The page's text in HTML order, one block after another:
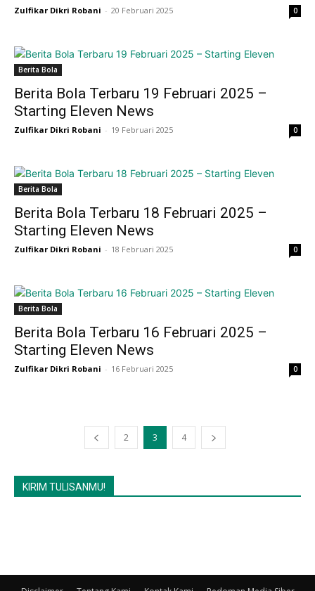
Zulfikar Dikri Robani - 20 Februari 2025 0
Berita Bola
Berita Bola Terbaru 19 Februari 2025 –
Starting Eleven News
Zulfikar Dikri Robani - 19 Februari 2025 0
Berita Bola
Berita Bola Terbaru 18 Februari 2025 –
Starting Eleven News
Zulfikar Dikri Robani - 18 Februari 2025 0
Berita Bola
Berita Bola Terbaru 16 Februari 2025 –
Starting Eleven News
Zulfikar Dikri Robani - 16 Februari 2025 0
2 3 4
KIRIM TULISANMU!